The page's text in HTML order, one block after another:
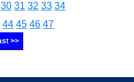
30 31 32 33 34
44 45 46 47
>>